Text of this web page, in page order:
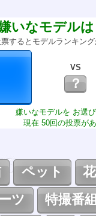
いなモデルは
するとモデルランキング
VS
？
嫌いなモデルを お選び
現在 50回の投票が
ペット 花
ツ 特撮番組